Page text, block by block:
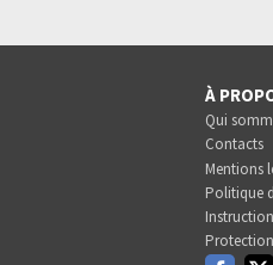
À
Qui
Contacts
Mentions
Politique